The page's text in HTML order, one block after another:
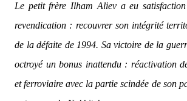
Le petit frère Ilham Aliev a eu
revendication : recouvrer son intégrité
de la défaite de 1994. Sa victoire de la
octroyé un bonus inattendu : réactivation
et ferroviaire avec la partie scindée de son